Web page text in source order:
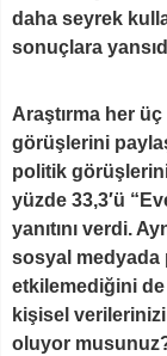
daha seyrek
sonuçlara
Araştırma her
görüşlerini
politik
yüzde 33,3′ü
yanıtını verdi.
sosyal medyada
etkilemediğini de
kişisel
oluyor